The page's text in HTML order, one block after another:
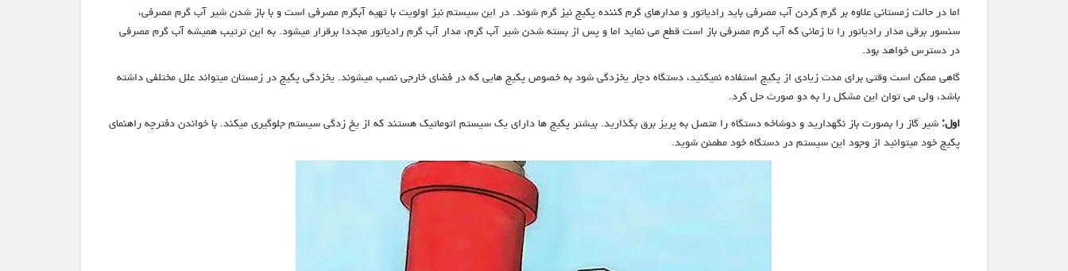
اما در حالت زمستانی علاوه بر گرم کردن آب مصرفی باید رادیاتور و مدارهای گرم کننده پکیج نیز گرم شوند. در این سیستم نیز اولویت با تهیه آبگرم مصرفی است و با باز شدن شیر آب گرم مصرفی،
سنسور برقی مدار رادیاتور را تا زمانی که آب گرم مصرفی باز است قطع می نماید اما و پس از بسته شدن شیر آب گرم، مدار آب گرم رادیاتور مجددا برقرار میشود. به این ترتیب همیشه آب گرم مصرفی
در دسترس خواهد بود.
گاهی ممکن است وقتی برای مدت زیادی از پکیج استفاده نمیکنید، دستگاه دچار یخزدگی شود به خصوص پکیج هایی که در فضای خارجی نصب میشوند. یخزدگی پکیج در زمستان میتواند علل مختلفی داشته
باشد، ولی می توان این مشکل را به دو صورت حل کرد.
اول:شیر گاز را بصورت باز نگهدارید و دوشاخه دستگاه را متصل به پریز برق بگذارید. بیشتر پکیج ها دارای یک سیستم اتوماتیک هستند که از یخ زدگی سیستم جلوگیری میکند. با خواندن دفترچه راهنمای
پکیج خود میتوانید از وجود این سیستم در دستگاه خود مطمئن شوید.